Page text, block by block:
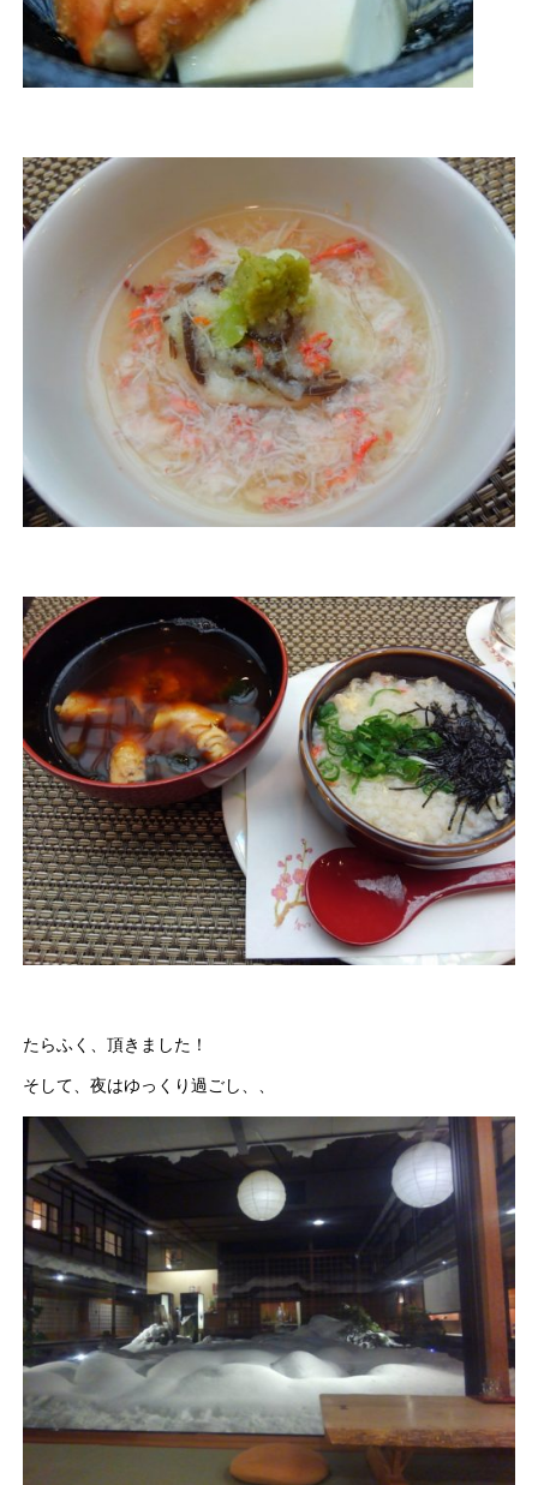
たらふく、頂きました！
そして、夜はゆっくり過ごし、、